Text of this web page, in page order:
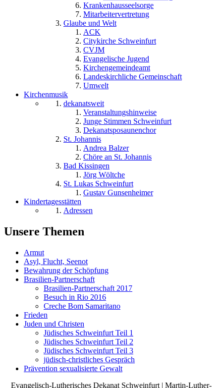
Krankenhausseelsorge
Mitarbeitervertretung
Glaube und Welt
ACK
Citykirche Schweinfurt
CVJM
Evangelische Jugend
Kirchengemeindeamt
Landeskirchliche Gemeinschaft
Umwelt
Kirchenmusik
dekanatsweit
Veranstaltungshinweise
Junge Stimmen Schweinfurt
Dekanatsposaunenchor
St. Johannis
Andrea Balzer
Chöre an St. Johannis
Bad Kissingen
Jörg Wöltche
St. Lukas Schweinfurt
Gustav Gunsenheimer
Kindertagesstätten
Adressen
Unsere Themen
Armut
Asyl, Flucht, Seenot
Bewahrung der Schöpfung
Brasilien-Partnerschaft
Brasilien-Partnerschaft 2017
Besuch in Rio 2016
Creche Bom Samaritano
Frieden
Juden und Christen
Jüdisches Schweinfurt Teil 1
Jüdisches Schweinfurt Teil 2
Jüdisches Schweinfurt Teil 3
jüdisch-christliches Gespräch
Prävention sexualisierte Gewalt
Evangelisch-Lutherisches Dekanat Schweinfurt | Martin-Luther-